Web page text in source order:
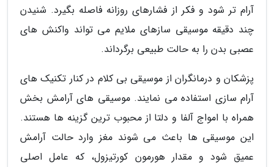
آرام تر شود و فکر از فشارهای روزانه فاصله بگیرد. شنیدن
چند دقیقه موسیقی سازهای ملایم می تواند واکنش های
عصبی بدن را به حالت طبیعی برگرداند.
پزشکان و درمانگران از موسیقی بی کلام در کنار تکنیک های
آرام سازی استفاده می نمایند. موسیقی های آرامش بخش
همراه با امواج آلفا و دلتا از محبوب ترین گزینه ها هستند.
این موسیقی ها باعث می شوند مغز وارد حالت آرامش
عمیق شود و مقدار هورمون کورتیزول، که عامل اصلی